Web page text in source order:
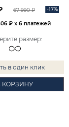
67 990 ₽ -17%
₽x 6 платежей
размер:
в один клик
КОРЗИНУ